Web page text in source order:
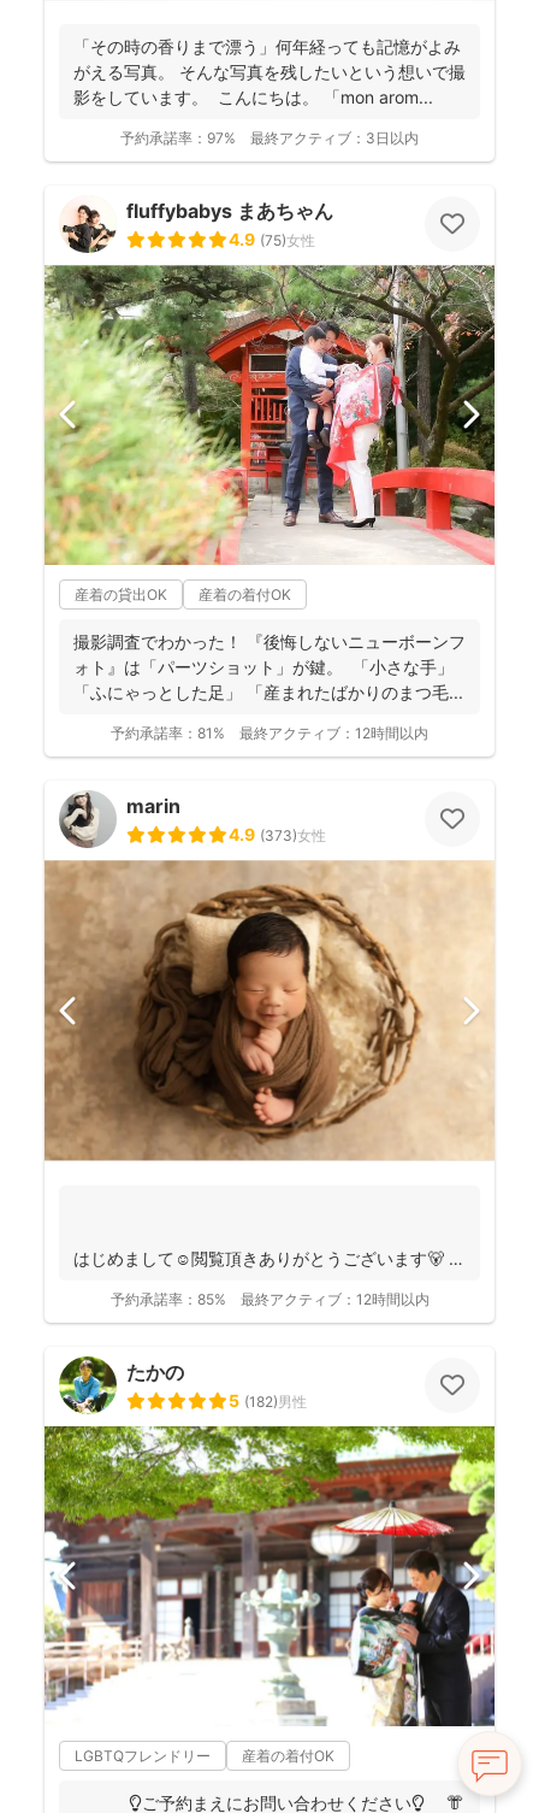
「その時の香りまで漂う」何年経っても記憶がよみ
がえる写真。 そんな写真を残したいという想いで撮
影をしています。 こんにちは。 「mon arom...
予約承諾率： 97% 最終アクティブ： 3日以内
fluffybabys まあちゃん
4.9 (75)女性
産着の貸出OK 産着の着付OK
撮影調査でわかった！ 『後悔しないニューボーンフ
ォト』は「パーツショット」が鍵。 「小さな手」
「ふにゃっとした足」 「産まれたばかりのまつ毛...
予約承諾率： 81% 最終アクティブ： 12時間以内
marin
4.9 (373)女性
はじめまして☺️閲覧頂きありがとうございます🐻
予約承諾率： 85% 最終アクティブ： 12時間以内
たかの
5 (182)男性
LGBTQフレンドリー 産着の着付OK
💡ご予約まえにお問い合わせください💡 👘